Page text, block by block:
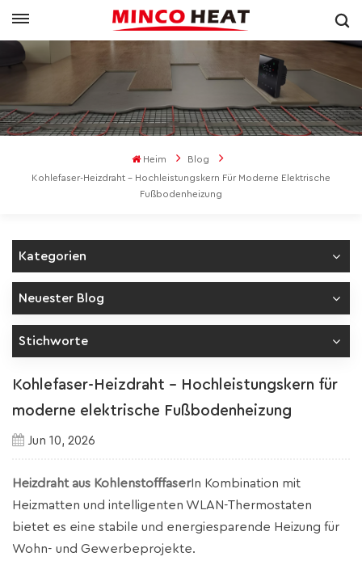
Heim
Blog
Kohlefaser-Heizdraht – Hochleistungskern Für Moderne Elektrische
Fußbodenheizung
Kategorien
Neuester Blog
Stichworte
Kohlefaser-Heizdraht – Hochleistungskern für
moderne elektrische Fußbodenheizung
Jun 10, 2026
Heizdraht aus KohlenstofffaserIn Kombination mit
Heizmatten und intelligenten WLAN-Thermostaten
bietet es eine stabile und energiesparende Heizung für
Wohn- und Gewerbeprojekte.